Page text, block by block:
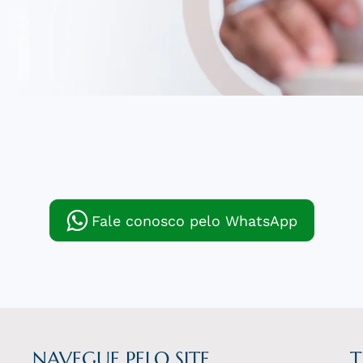
Fale conosco pelo WhatsApp